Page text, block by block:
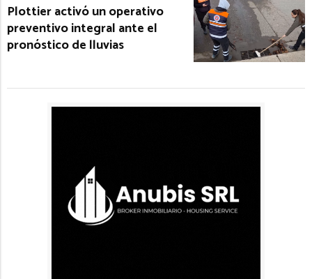
Plottier activó un operativo
preventivo integral ante el
pronóstico de lluvias